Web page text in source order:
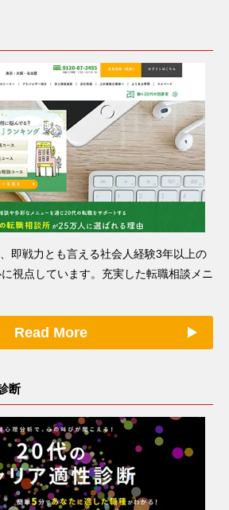
即戦力とも言える社会人経験3年以上の
視点しています。充実した転職相談メニ
Read More
断